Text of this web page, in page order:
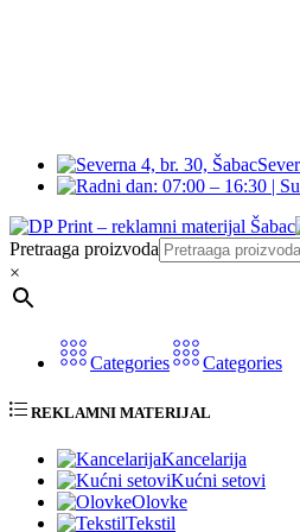
Pretraaga proizvoda
×
Categories Categories
REKLAMNI MATERIJAL
Kancelarija
Kućni setovi
Olovke
Tekstil